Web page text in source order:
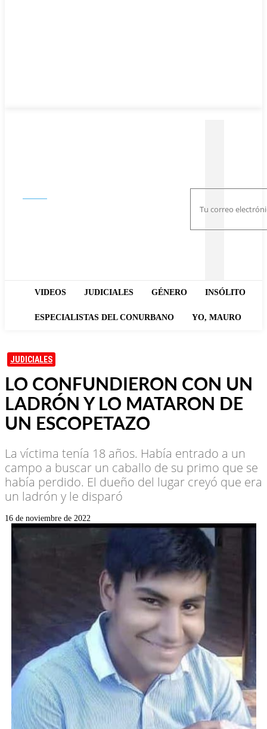
VIDEOS JUDICIALES GÉNERO INSÓLITO
ESPECIALISTAS DEL CONURBANO YO, MAURO
JUDICIALES
LO CONFUNDIERON CON UN
LADRÓN Y LO MATARON DE
UN ESCOPETAZO
La víctima tenía 18 años. Había entrado a un
campo a buscar un caballo de su primo que se
había perdido. El dueño del lugar creyó que era
un ladrón y le disparó
16 de noviembre de 2022